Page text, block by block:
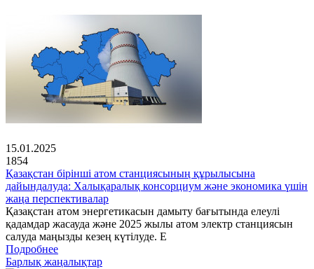
15.01.2025
1854
Қазақстан бірінші атом станциясының құрылысына
дайындалуда: Халықаралық консорциум және экономика үшін
жаңа перспективалар
Қазақстан атом энергетикасын дамыту бағытында елеулі
қадамдар жасауда және 2025 жылы атом электр станциясын
салуда маңызды кезең күтілуде. Е
Подробнее
Барлық жаңалықтар